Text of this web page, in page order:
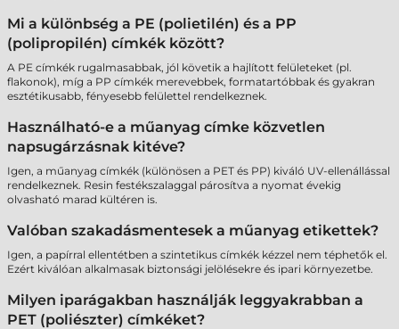
Mi a különbség a PE (polietilén) és a PP
(polipropilén) címkék között?
A PE címkék rugalmasabbak, jól követik a hajlított felületeket (pl.
flakonok), míg a PP címkék merevebbek, formatartóbbak és gyakran
esztétikusabb, fényesebb felülettel rendelkeznek.
Használható-e a műanyag címke közvetlen
napsugárzásnak kitéve?
Igen, a műanyag címkék (különösen a PET és PP) kiváló UV-ellenállással
rendelkeznek. Resin festékszalaggal párosítva a nyomat évekig
olvasható marad kültéren is.
Valóban szakadásmentesek a műanyag etikettek?
Igen, a papírral ellentétben a szintetikus címkék kézzel nem téphetők el.
Ezért kiválóan alkalmasak biztonsági jelölésekre és ipari környezetbe.
Milyen iparágakban használják leggyakrabban a
PET (poliészter) címkéket?